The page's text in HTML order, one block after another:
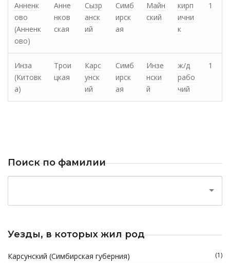
Анненк
ово
(Анненк
ово)
Анне
нков
ская
Сызр
анск
ий
Симб
ирск
ая
Майн
ский
кирп
ични
к
1
Инза
(Китовк
а)
Трои
цкая
Карс
унск
ий
Симб
ирск
ая
Инзе
нски
й
ж/д
рабо
чий
1
Поиск по фамилии
Уезды, в которых жил род
Карсунский (Симбирская губерния) (1)